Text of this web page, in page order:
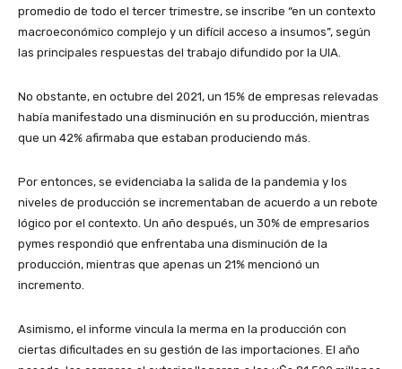
promedio de todo el tercer trimestre, se inscribe “en un contexto
macroeconómico complejo y un difícil acceso a insumos”, según
las principales respuestas del trabajo difundido por la UIA.
No obstante, en octubre del 2021, un 15% de empresas relevadas
había manifestado una disminución en su producción, mientras
que un 42% afirmaba que estaban produciendo más.
Por entonces, se evidenciaba la salida de la pandemia y los
niveles de producción se incrementaban de acuerdo a un rebote
lógico por el contexto. Un año después, un 30% de empresarios
pymes respondió que enfrentaba una disminución de la
producción, mientras que apenas un 21% mencionó un
incremento.
Asimismo, el informe vincula la merma en la producción con
ciertas dificultades en su gestión de las importaciones. El año